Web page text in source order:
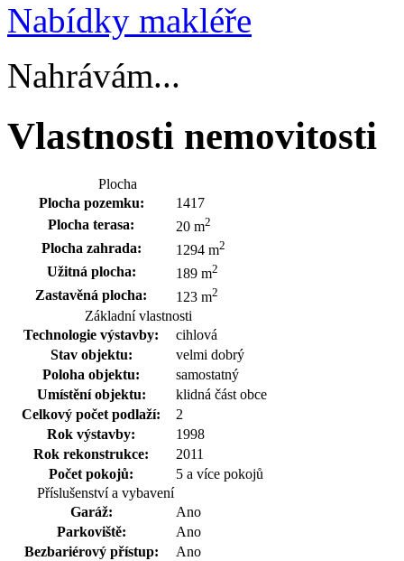
Nabídky makléře
Nahrávám...
Vlastnosti nemovitosti
Plocha
Plocha pozemku:
1417
Plocha terasa:
20 m2
Plocha zahrada: 1294 m2
Užitná plocha: 189 m2
Zastavěná plocha: 123 m2
Základní vlastnosti
Technologie výstavby:
cihlová
Stav objektu:
velmi dobrý
Poloha objektu:
samostatný
Umístění objektu:
klidná část obce
Celkový počet podlaží:
2
Rok výstavby:
1998
Rok rekonstrukce:
2011
Počet pokojů:
5 a více pokojů
Příslušenství a vybavení
Garáž:
Ano
Parkoviště:
Ano
Bezbariérový přístup:
Ano